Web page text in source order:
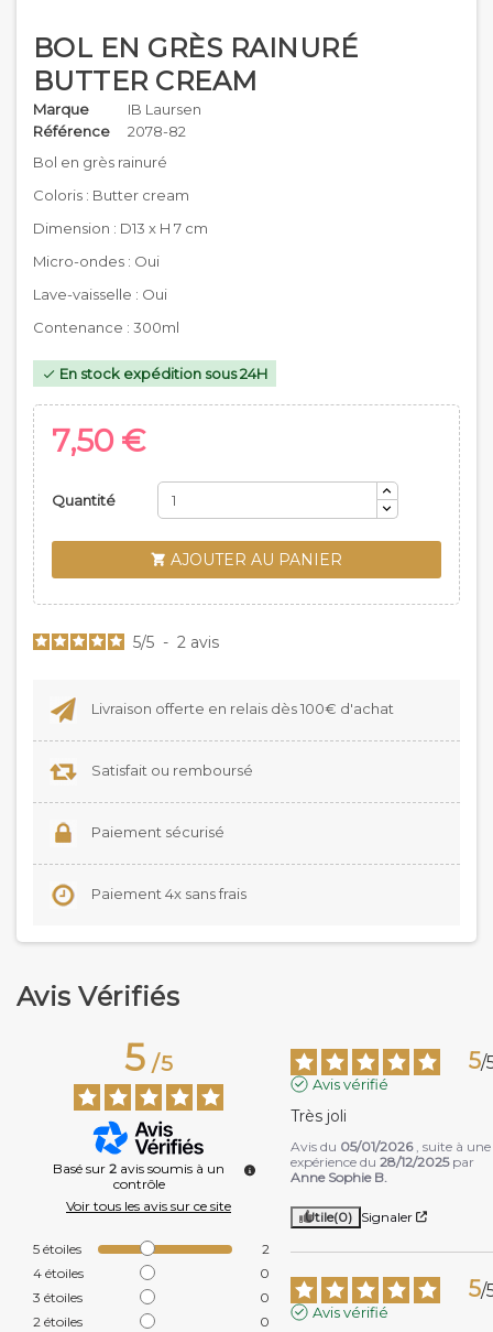
BOL EN GRÈS RAINURÉ
BUTTER CREAM
Marque
IB Laursen
Référence
2078-82
Bol en grès rainuré
Coloris : Butter cream
Dimension : D13 x H 7 cm
Micro-ondes : Oui
Lave-vaisselle : Oui
Contenance : 300ml
 En stock expédition sous 24H
7,50 €
Quantité
 AJOUTER AU PANIER
5/5 - 2 avis
Livraison offerte en relais dès 100€ d'achat
Satisfait ou remboursé
Paiement sécurisé
Paiement 4x sans frais
Avis Vérifiés
5/5
Basé sur 2 avis soumis à un
contrôle
Voir tous les avis sur ce site
5 étoiles
2
4 étoiles
0
3 étoiles
0
2 étoiles
0
5/
Avis vérifié
Très joli
Avis du 05/01/2026 , suite à une
expérience du28/12/2025 par
Anne Sophie B.
Utile(0) Signaler
5/
Avis vérifié